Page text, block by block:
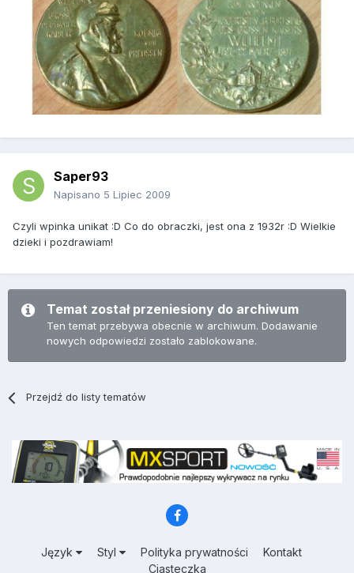
Saper93
Napisano 5 Lipiec 2009
Czyli wpinka unikat :D Co do obraczki, jest ona z 1932r :D Wielkie
dzieki i pozdrawiam!
Temat został przeniesiony do archiwum
Ten temat przebywa obecnie w archiwum. Dodawanie
nowych odpowiedzi zostało zablokowane.
Przejdź do listy tematów
Język Styl Polityka prywatności
Kontakt
Ciasteczka